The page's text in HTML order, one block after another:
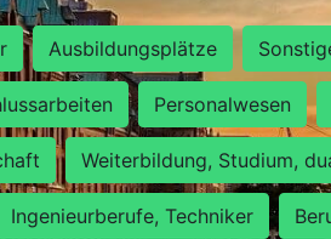
Ausbildungsplätze
Personalwesen
Weiterbildung, Studium,
Ingenieurberufe, Techniker